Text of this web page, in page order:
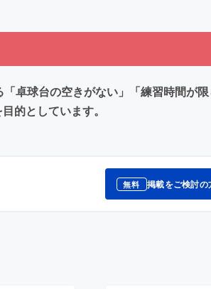
卓球台の空きがない」「練習時間が
的としています。
無料 掲載をご検討の